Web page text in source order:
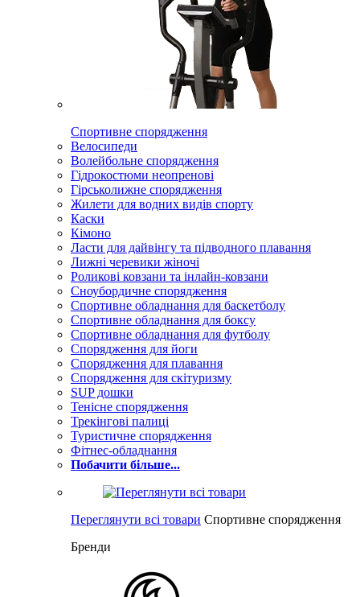
Спортивне спорядження
Велосипеди
Волейбольне спорядження
Гідрокостюми неопренові
Гірськолижне спорядження
Жилети для водних видів спорту
Каски
Кімоно
Ласти для дайвінгу та підводного плавання
Лижні черевики жіночі
Роликові ковзани та інлайн-ковзани
Сноубордичне спорядження
Спортивне обладнання для баскетболу
Спортивне обладнання для боксу
Спортивне обладнання для футболу
Спорядження для йоги
Спорядження для плавання
Спорядження для скітуризму
SUP дошки
Тенісне спорядження
Трекінгові палиці
Туристичне спорядження
Фітнес-обладнання
Побачити більше...
Переглянути всі товари Спортивне спорядження
Бренди